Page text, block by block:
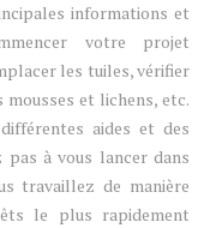
informations et
votre projet
les tuiles, vérifier
et lichens, etc.
aides et des
pas à vous lancer dans
travaillez de manière
le plus rapidement